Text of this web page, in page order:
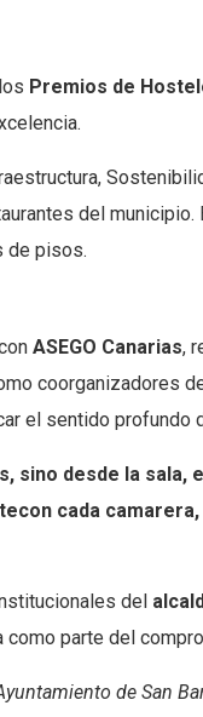
Premios de
del
de pisos.
ASEGO Canarias,
coorganizadores
el sentido profundo
desde la sala,
con cada
del
parte del
de San